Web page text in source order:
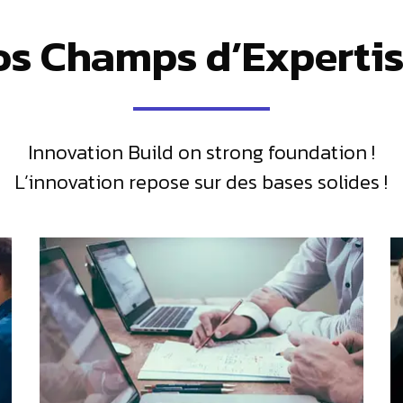
Champs
Innovation Build on strong foundation !
L’innovation repose sur des bases solides !